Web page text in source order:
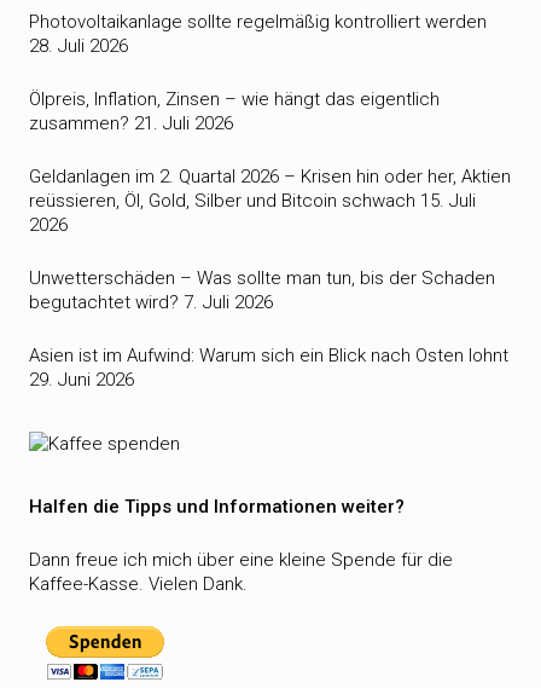
Photovoltaikanlage sollte regelmäßig kontrolliert werden
28. Juli 2026
Ölpreis, Inflation, Zinsen – wie hängt das eigentlich
zusammen? 21. Juli 2026
Geldanlagen im 2. Quartal 2026 – Krisen hin oder her, Aktien
reüssieren, Öl, Gold, Silber und Bitcoin schwach 15. Juli
2026
Unwetterschäden – Was sollte man tun, bis der Schaden
begutachtet wird? 7. Juli 2026
Asien ist im Aufwind: Warum sich ein Blick nach Osten lohnt
29. Juni 2026
Halfen die Tipps und Informationen weiter?
Dann freue ich mich über eine kleine Spende für die
Kaffee-Kasse. Vielen Dank.